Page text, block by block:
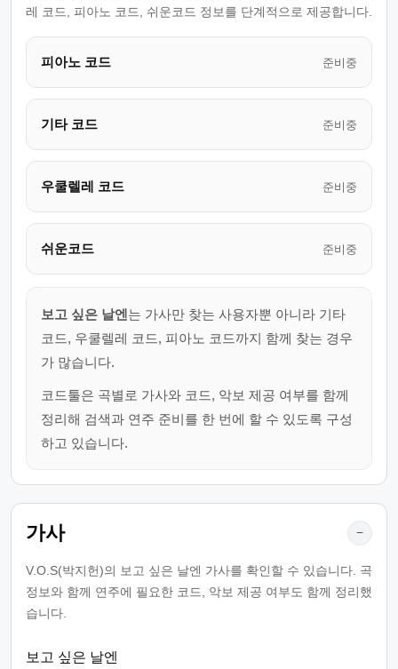
레 코드, 피아노 코드, 쉬운코드 정보를 단계적으로 제공합니다.
피아노 코드 준비중
기타 코드 준비중
우쿨렐레 코드 준비중
쉬운코드 준비중
보고 싶은 날엔 는 가사만 찾는 사용자뿐 아니라 기타
코드, 우쿨렐레 코드, 피아노 코드까지 함께 찾는 경우
가 많습니다.
코드툴은 곡별로 가사와 코드, 악보 제공 여부를 함께
정리해 검색과 연주 준비를 한 번에 할 수 있도록 구성
하고 있습니다.
가사 −
V.O.S(박지헌)의 보고 싶은 날엔 가사를 확인할 수 있습니다. 곡
정보와 함께 연주에 필요한 코드, 악보 제공 여부도 함께 정리했
습니다.
보고 싶은 날엔